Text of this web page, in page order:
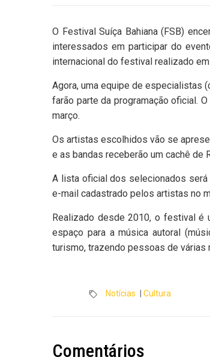
O Festival Suíça Bahiana (FSB)
interessados em participar do
internacional do festival realizado
Agora, uma equipe de especialistas
farão parte da programação oficial.
março.
Os artistas escolhidos vão se
e as bandas receberão um cachê de
A lista oficial dos selecionados
e-mail cadastrado pelos artistas no
Realizado desde 2010, o festival é
espaço para a música autoral
turismo, trazendo pessoas de várias
Notícias Cultura
Comentários